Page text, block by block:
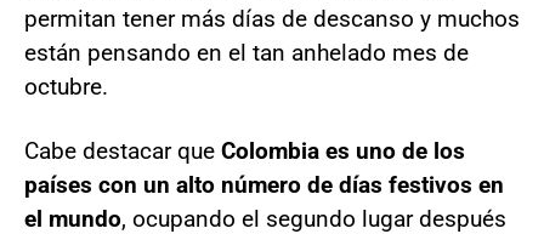
permitan tener más días de descanso y muchos
están pensando en el tan anhelado mes de
octubre.
Cabe destacar que Colombia es uno de los
países con un alto número de días festivos en
el mundo, ocupando el segundo lugar después